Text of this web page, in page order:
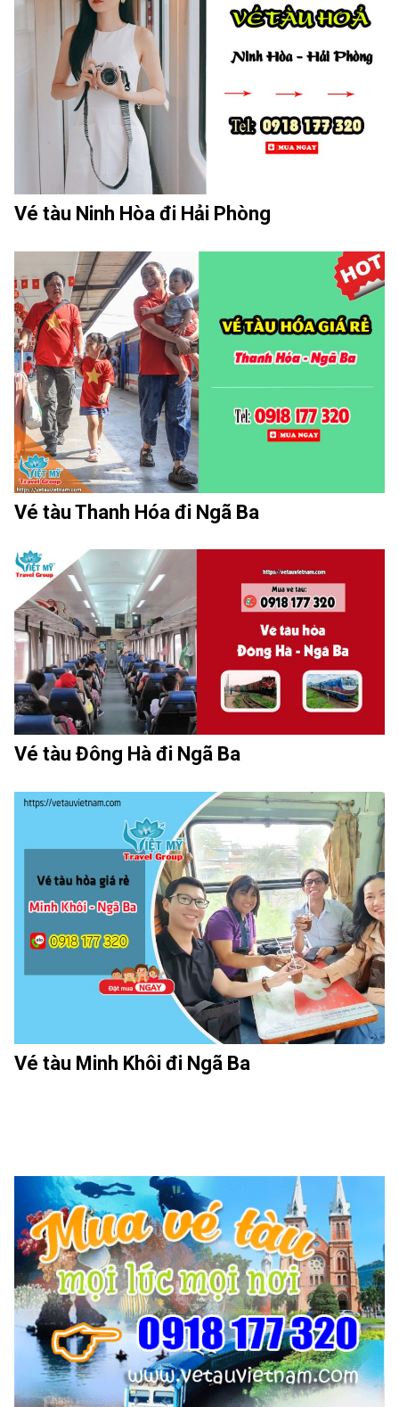
Vé tàu Ninh Hòa đi Hải Phòng
Vé tàu Thanh Hóa đi Ngã Ba
Vé tàu Đông Hà đi Ngã Ba
Vé tàu Minh Khôi đi Ngã Ba